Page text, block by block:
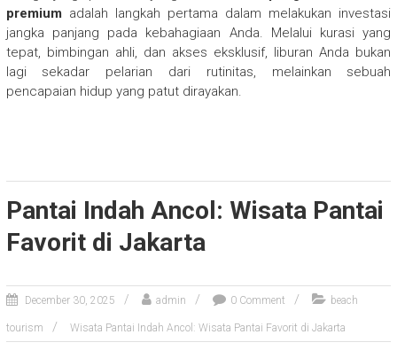
premium adalah langkah pertama dalam melakukan investasi
jangka panjang pada kebahagiaan Anda. Melalui kurasi yang
tepat, bimbingan ahli, dan akses eksklusif, liburan Anda bukan
lagi sekadar pelarian dari rutinitas, melainkan sebuah
pencapaian hidup yang patut dirayakan.
Pantai Indah Ancol: Wisata Pantai
Favorit di Jakarta
December 30, 2025 admin 0 Comment beach
tourism Wisata Pantai Indah Ancol: Wisata Pantai Favorit di Jakarta